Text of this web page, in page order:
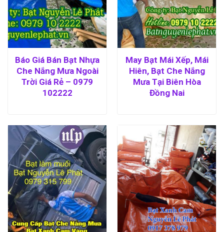
Báo Giá Bán Bạt Nhựa
Che Nắng Mưa Ngoài
Trời Giá Rẻ – 0979
102222
May Bạt Mái Xếp, Mái
Hiên, Bạt Che Nắng
Mưa Tại Biên Hòa
Đồng Nai